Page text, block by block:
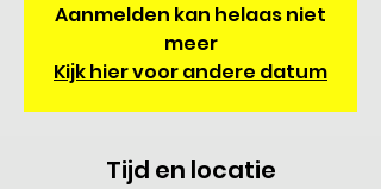
Aanmelden kan helaas niet
meer
Kijk hier voor andere datum
Tijd en locatie